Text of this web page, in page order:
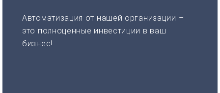
Автоматизация от нашей организации –
это полноценные инвестиции в ваш
бизнес!